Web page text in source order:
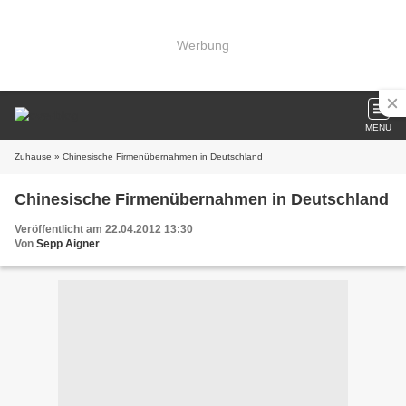
Werbung
MENU
Zuhause » Chinesische Firmenübernahmen in Deutschland
Chinesische Firmenübernahmen in Deutschland
Veröffentlicht am 22.04.2012 13:30
Von Sepp Aigner